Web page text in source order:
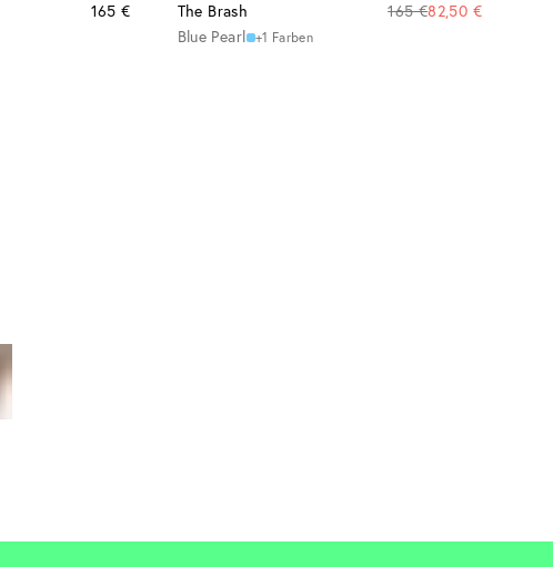
165 €
The Brash 165 €82,50 €
Blue Pearl
+1 Farben